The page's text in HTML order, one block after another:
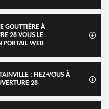
GOUTTIÈRE À
28 VOUS LE
PORTAIL WEB
: FIEZ-VOUS À
28